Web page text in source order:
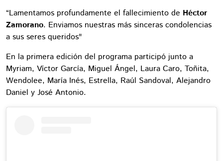
“Lamentamos profundamente el fallecimiento de Héctor
Zamorano. Enviamos nuestras más sinceras condolencias
a sus seres queridos"
En la primera edición del programa participó junto a
Myriam, Víctor García, Miguel Ángel, Laura Caro, Toñita,
Wendolee, María Inés, Estrella, Raúl Sandoval, Alejandro
Daniel y José Antonio.